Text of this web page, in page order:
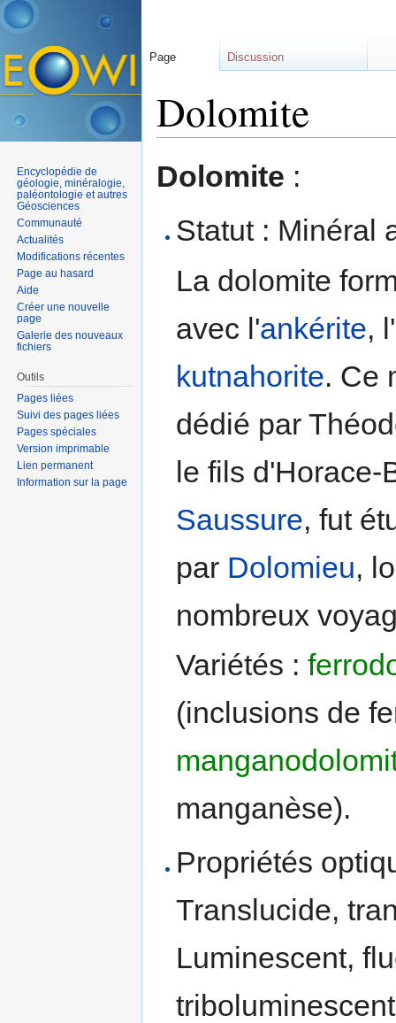
Dolomite
Dolomite :
Statut : Minéral
La dolomite
avec l'ankérite,
kutnahorite. Ce
dédié par
le fils d'Horace-
Saussure, fut
par Dolomieu,
nombreux
Variétés :
(inclusions de
manganèse).
Propriétés
Translucide,
Luminescent,
Page Discussion
Encyclopédie de
géologie, minéralogie,
paléontologie et autres
Géosciences
Communauté
Actualités
Modifications récentes
Page au hasard
Aide
Créer une nouvelle
page
Galerie des nouveaux
fichiers
Outils
Pages liées
Suivi des pages liées
Pages spéciales
Version imprimable
Lien permanent
Information sur la page